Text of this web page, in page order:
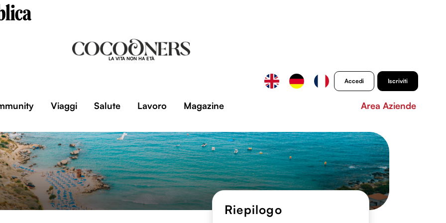
LA VITA NON HA ETÀ
Accedi Iscriviti
Viaggi Salute Lavoro Magazine Area Aziende
Riepilogo